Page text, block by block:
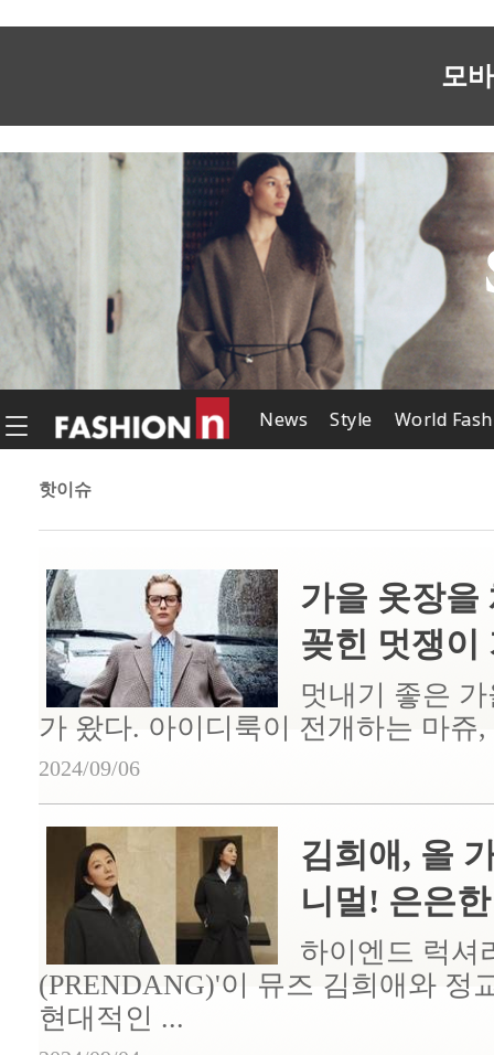
모
News Style World
핫이슈
가을 옷장을
꽂힌 멋쟁이
멋내기 좋은
가 왔다. 아이디룩이 전개하는 마쥬
2024/09/06
김희애, 올
니멀! 은은
하이엔드 럭셔
(PRENDANG)'이 뮤즈 김희애와 정
현대적인 ...